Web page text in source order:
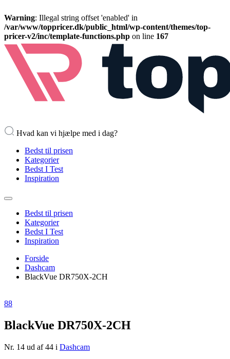
Warning: Illegal string offset 'enabled' in
/var/www/toppricer.dk/public_html/wp-content/themes/top-
pricer-v2/inc/template-functions.php on line 167
Hvad kan vi hjælpe med i dag?
Bedst til prisen
Kategorier
Bedst I Test
Inspiration
Bedst til prisen
Kategorier
Bedst I Test
Inspiration
Forside
Dashcam
BlackVue DR750X-2CH
88
BlackVue DR750X-2CH
Nr. 14 ud af 44 i Dashcam